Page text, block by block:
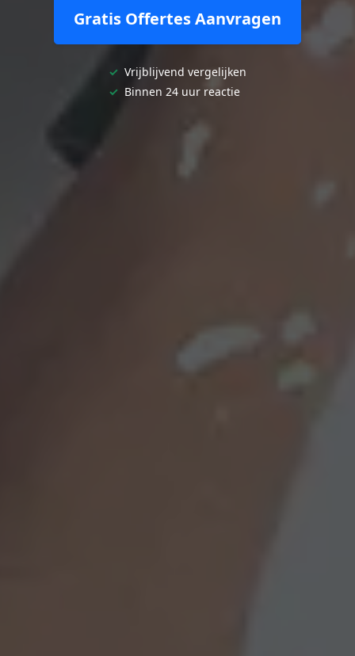
Gratis Offertes Aanvragen
✓ Vrijblijvend vergelijken
✓ Binnen 24 uur reactie